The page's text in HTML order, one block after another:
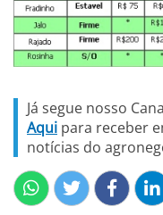
Já segue nosso
Aqui para receber
notícias do